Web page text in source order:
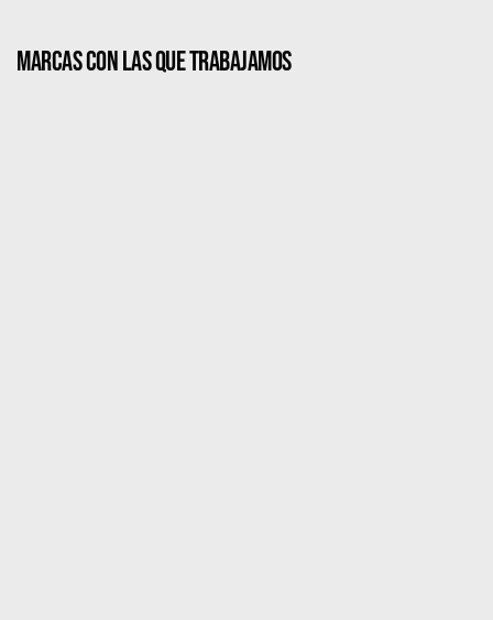
MARCAS CON LAS QUE TRABAJAMOS